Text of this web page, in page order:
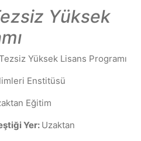
Yüksek
Yüksek Lisans Programı
Enstitüsü
Eğitim
Yer: Uzaktan